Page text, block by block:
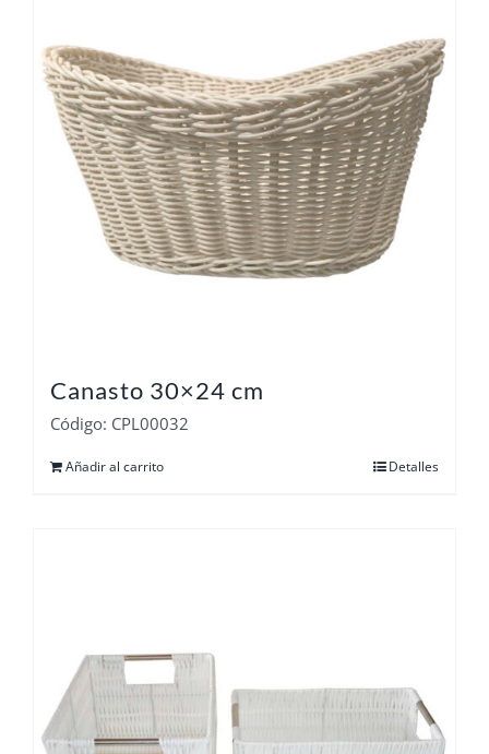
Canasto 30×24 cm
Código: CPL00032
Añadir al carrito Detalles